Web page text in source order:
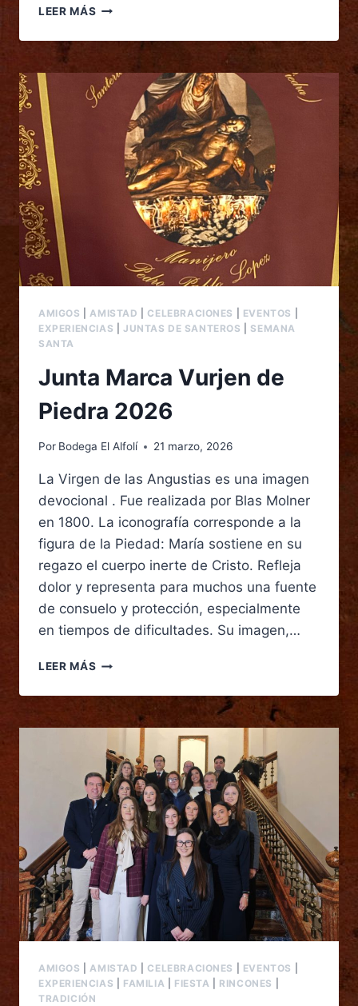
LEER MÁS
AMIGOS AMISTAD CELEBRACIONES EVENTOS
EXPERIENCIAS
JUNTAS DE SANTEROS
SEMANA
SANTA
Junta Marca Vurjen de
Piedra 2026
Por Bodega El Alfolí 21 marzo, 2026
La Virgen de las Angustias es una imagen
devocional . Fue realizada por Blas Molner
en 1800. La iconografía corresponde a la
figura de la Piedad: María sostiene en su
regazo el cuerpo inerte de Cristo. Refleja
dolor y representa para muchos una fuente
de consuelo y protección, especialmente
en tiempos de dificultades. Su imagen,…
LEER MÁS
AMIGOS |AMISTAD CELEBRACIONES EVENTOS
EXPERIENCIAS
FAMILIA FIESTA RINCONES
TRADICIÓN